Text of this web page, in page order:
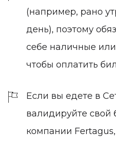
(например, рано
день), поэтому
себе наличные
чтобы оплатить
Если вы едете в
валидируйте свой
компании
0